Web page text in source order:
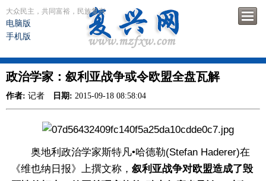
大众民主，共同富裕，民族复兴
电脑版
手机版
政治学家：叙利亚战争或令欧盟全盘瓦解
作者: 记者 日期: 2015-09-18 08:58:04
奥地利政治学家斯特凡•哈德勒(Stefan Haderer)在
《维也纳日报》上撰文称， 叙利亚战争对欧盟造成了毁